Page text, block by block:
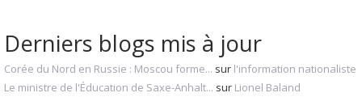
Derniers blogs mis à jour
Corée du Nord en Russie : Moscou forme... sur l'information nationaliste
Le ministre de l'Éducation de Saxe-Anhalt... sur Lionel Baland